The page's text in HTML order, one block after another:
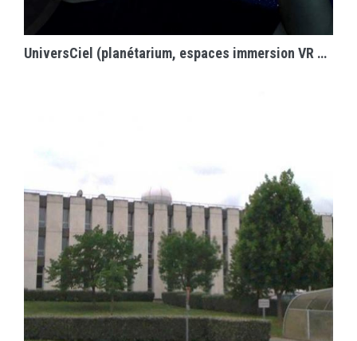
UniversCiel (planétarium, espaces immersion VR et Vidéo Mapping)